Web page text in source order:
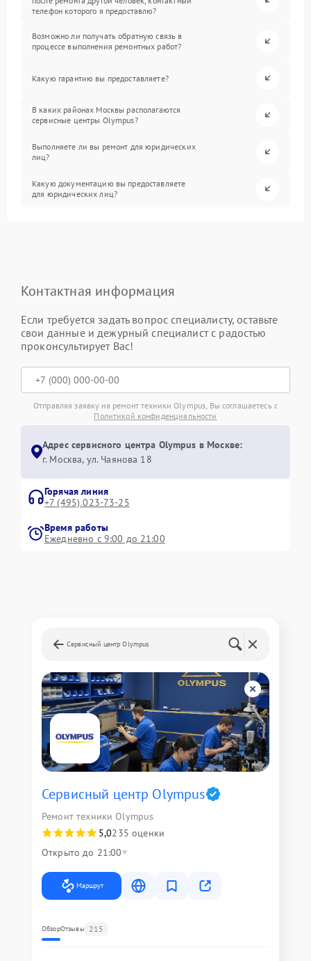
телефон которого я предоставлю?
Возможно ли получать обратную связь в
процессе выполнения ремонтных работ?
Какую гарантию вы предоставляете?
В каких районах Москвы располагаются
сервисные центры Olympus?
Выполняете ли вы ремонт для юридических
лиц?
Какую документацию вы предоставляете
для юридических лиц?
Контактная информация
Если требуется задать вопрос специалисту, оставьте
свои данные и дежурный специалист с радостью
проконсультирует Вас!
Отправляя заявку на ремонт техники Olympus, Вы соглашаетесь с
Политикой конфиденциальности
Адрес сервисного центра Olympus в Москве:
г. Москва, ул. Чаянова 18
Горячая линия
+7 (495) 023-73-25
Время работы
Ежедневно с 9:00 до 21:00
Сервисный центр Olympus
Сервисный центр Olympus
Ремонт техники Olympus
5,0235 оценки
Открыто до 21:00
Маршрут
ОбзорОтзывы 215